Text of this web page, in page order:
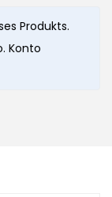
Produkts.
Konto